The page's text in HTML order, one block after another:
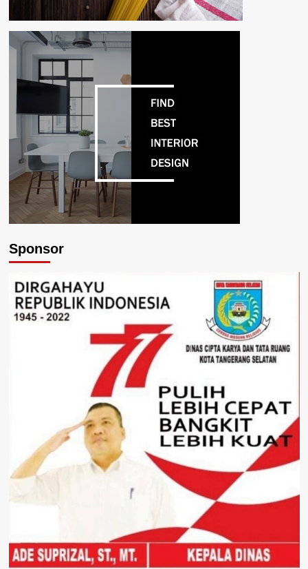
Sponsor